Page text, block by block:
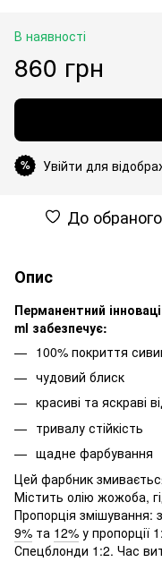
В наявності
860 грн
% Увійти для
До обраного
Опис
Перманентний
ml забезпечує:
100% покриття
чудовий блиск
красиві та яскраві
тривалу стійкість
щадне фарбування
Цей фарбник
Містить олію жожоба,
Пропорція змішування:
9% та 12% у пропорції
Спецблонди 1:2. Час